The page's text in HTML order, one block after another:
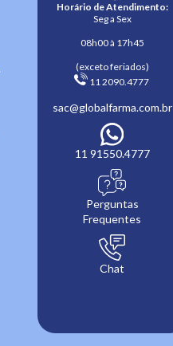
Horário de Atendimento:
Seg a Sex
08h00 à 17h45
(exceto feriados)
11 2090.4777
sac@globalfarma.com.br
11 91550.4777
Perguntas
Frequentes
Chat